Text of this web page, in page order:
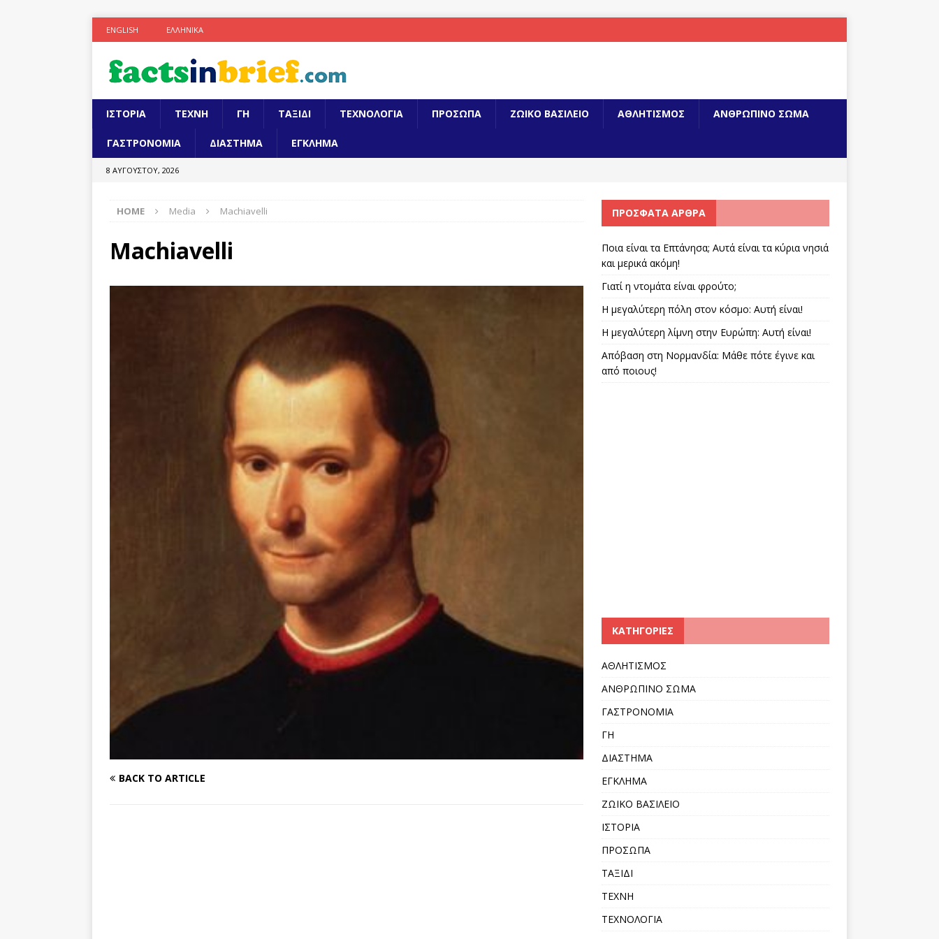
ENGLISH ΕΛΛΗΝΙΚΆ
ΙΣΤΟΡΙΑ ΤΕΧΝΗ ΓΗ ΤΑΞΙΔΙ ΤΕΧΝΟΛΟΓΙΑ ΠΡΟΣΩΠΑ ΖΩΙΚΟ ΒΑΣΙΛΕΙΟ ΑΘΛΗΤΙΣΜΟΣ ΑΝΘΡΩΠΙΝΟ ΣΩΜΑ
ΓΑΣΤΡΟΝΟΜΙΑ ΔΙΑΣΤΗΜΑ ΕΓΚΛΗΜΑ
8 ΑΥΓΟΎΣΤΟΥ, 2026
HOME Media Machiavelli
Machiavelli
BACK TO ARTICLE
ΠΡΌΣΦΑΤΑ ΆΡΘΡΑ
Ποια είναι τα Επτάνησα; Αυτά είναι τα κύρια νησιά
και μερικά ακόμη!
Γιατί η ντομάτα είναι φρούτο;
Η μεγαλύτερη πόλη στον κόσμο: Αυτή είναι!
Η μεγαλύτερη λίμνη στην Ευρώπη: Αυτή είναι!
Απόβαση στη Νορμανδία: Μάθε πότε έγινε και
από ποιους!
KΑΤΗΓΟΡΊΕΣ
ΑΘΛΗΤΙΣΜΟΣ
ΑΝΘΡΩΠΙΝΟ ΣΩΜΑ
ΓΑΣΤΡΟΝΟΜΙΑ
ΓΗ
ΔΙΑΣΤΗΜΑ
ΕΓΚΛΗΜΑ
ΖΩΙΚΟ ΒΑΣΙΛΕΙΟ
ΙΣΤΟΡΙΑ
ΠΡΟΣΩΠΑ
ΤΑΞΙΔΙ
ΤΕΧΝΗ
ΤΕΧΝΟΛΟΓΙΑ